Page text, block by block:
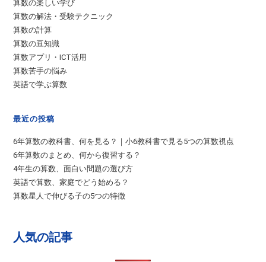
算数の楽しい学び
算数の解法・受験テクニック
算数の計算
算数の豆知識
算数アプリ・ICT活用
算数苦手の悩み
英語で学ぶ算数
最近の投稿
6年算数の教科書、何を見る？｜小6教科書で見る5つの算数視点
6年算数のまとめ、何から復習する？
4年生の算数、面白い問題の選び方
英語で算数、家庭でどう始める？
算数星人で伸びる子の5つの特徴
人気の記事